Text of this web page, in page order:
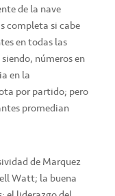
de la nave
completa si cabe
en todas las
números en
en la
por partido; pero
promedian
de Marquez
Watt; la buena